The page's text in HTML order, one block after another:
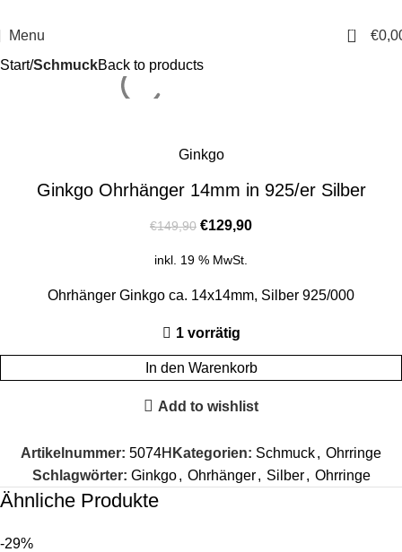
Menu 0 €
Start SchmuckBack to products
Ginkgo
Ginkgo Ohrhänger 14mm in 925/er Silber
€149,90 €129,90
inkl. 19 % MwSt.
Ohrhänger Ginkgo ca. 14x14mm, Silber 925/000
1 vorrätig
In den Warenkorb
Add to wishlist
Artikelnummer: 5074H Kategorien: Schmuck, Ohrringe
Schlagwörter: Ginkgo , Ohrhänger , Silber , Ohrringe
Ähnliche Produkte
-29%